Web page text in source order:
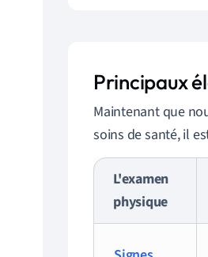
Principaux
Maintenant que
soins de santé, il
L'examen
physique